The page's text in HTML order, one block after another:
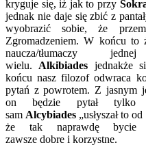
kryguje się, iż jak to przy
jednak nie daje się zbić z
wyobrazić sobie, że
Zgromadzeniem. W końcu to
naucza/tłumaczy
wielu. Alkibiades jednakże
końcu nasz filozof odwraca
pytań z powrotem. Z jasnym
on będzie pytał
sam Alcybiades „usłyszał to
że tak naprawdę
zawsze dobre i korzystne.